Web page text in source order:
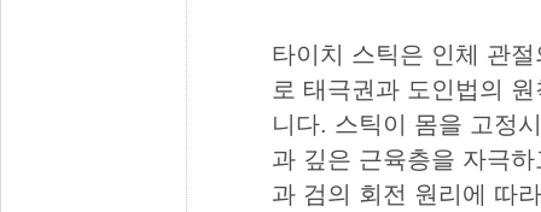
타이치 스틱은 인체 관
로 태극권과 도인법의
니다. 스틱이 몸을 고정
과 깊은 근육층을 자극
과 검의 회전 원리에 따